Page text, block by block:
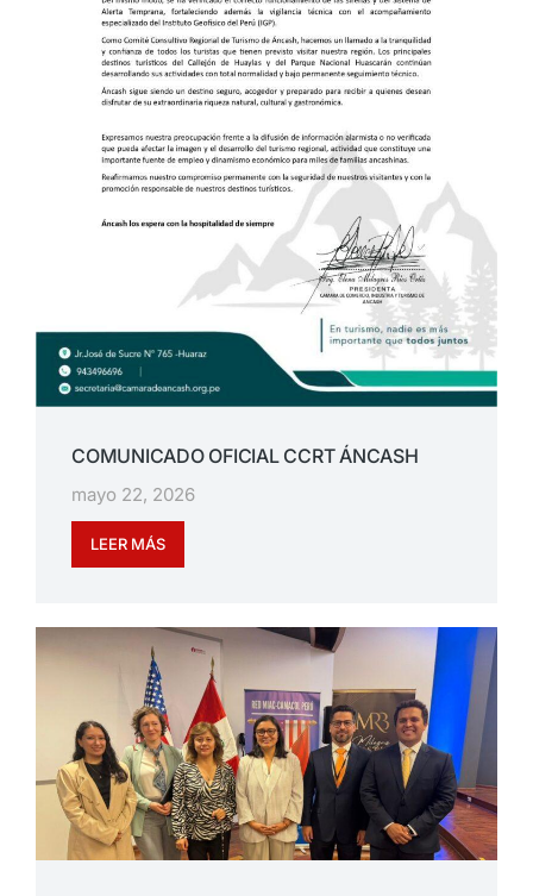
COMUNICADO OFICIAL CCRT ÁNCASH
mayo 22, 2026
LEER MÁS